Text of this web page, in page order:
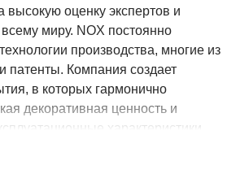
высокую оценку экспертов и
миру. NOX постоянно
производства, многие из
патенты. Компания создает
в которых гармонично
декоративная ценность и
характеристики.